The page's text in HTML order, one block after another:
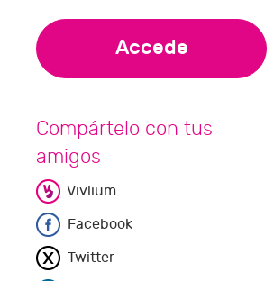
Accede
Compártelo con tus
amigos
Vivlium
Facebook
Twitter